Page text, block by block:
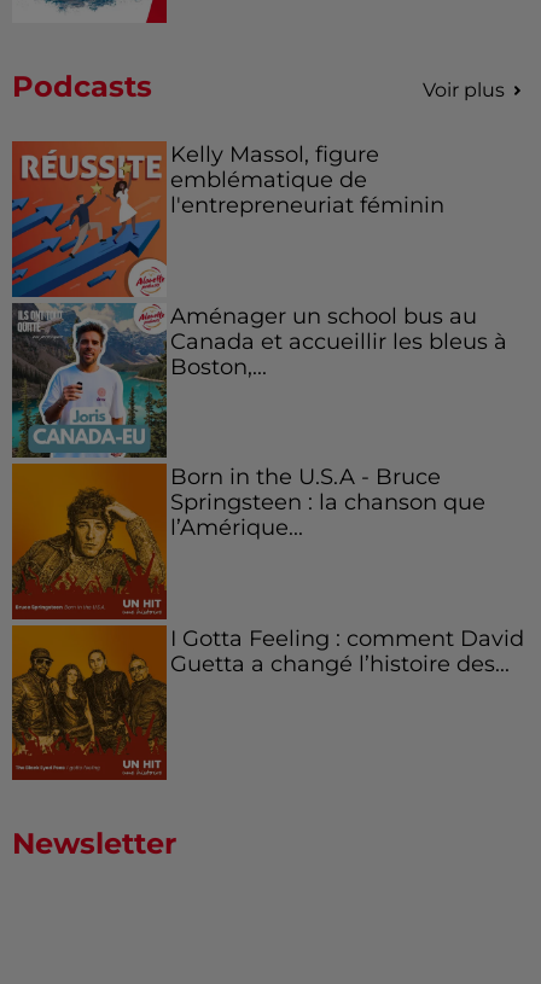
Podcasts Voir plus
Kelly Massol, figure
emblématique de
l'entrepreneuriat féminin
Aménager un school bus au
Canada et accueillir les bleus à
Boston,...
Born in the U.S.A - Bruce
Springsteen : la chanson que
l’Amérique...
I Gotta Feeling : comment David
Guetta a changé l’histoire des...
Newsletter